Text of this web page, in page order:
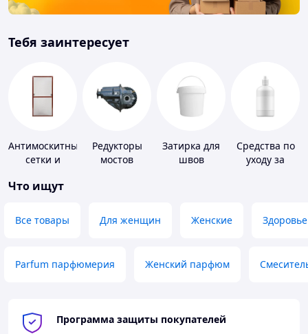
Тебя заинтересует
Антимоскитные
сетки и
к ним
Редукторы
мостов
Затирка для
швов
Средства по
уходу за
Что ищут
Все товары Для женщин Женские Здоровье
Parfum парфюмерия Женский парфюм
Программа защиты покупателей